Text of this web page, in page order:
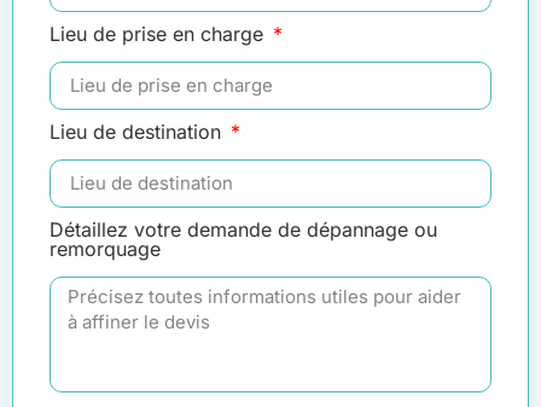
Lieu de prise en charge
Lieu de destination
Détaillez votre demande de dépannage ou
remorquage